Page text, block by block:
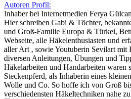
Autoren Profil:
Inhaberbei Internetmedien Ferya Gülcan
Hier schreiben Gabi & Töchter,
und Groß-Familie Europa & Türkei,
Webseite, alle Häkelenthusiasten und
aller Art , sowie Youtuberin Sevilart mit
diversen Anleitungen, Übungen und
Häkelarbeiten und Handarbeiten waren
Steckenpferd, als Inhaberin eines
Wolle und Co. So hoffe ich von Groß
verschiedensten Häkeltechniken nahe